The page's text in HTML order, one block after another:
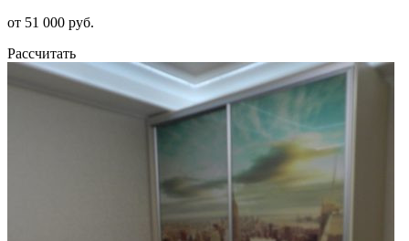
от 51 000 руб.
Рассчитать